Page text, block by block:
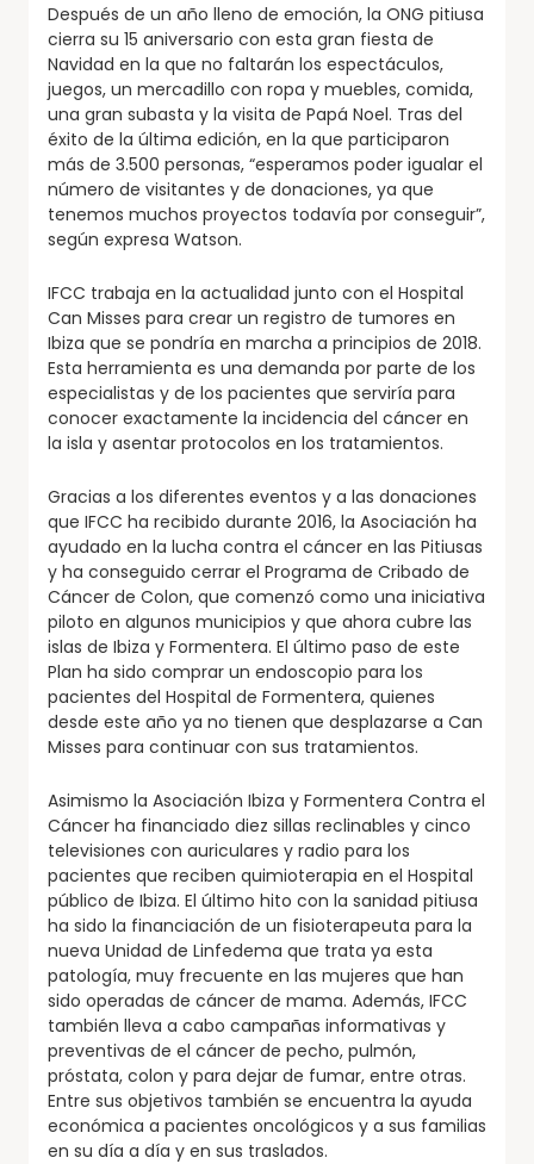
Después de un año lleno de emoción, la ONG pitiusa
cierra su 15 aniversario con esta gran fiesta de
Navidad en la que no faltarán los espectáculos,
juegos, un mercadillo con ropa y muebles, comida,
una gran subasta y la visita de Papá Noel. Tras del
éxito de la última edición, en la que participaron
más de 3.500 personas, “esperamos poder igualar el
número de visitantes y de donaciones, ya que
tenemos muchos proyectos todavía por conseguir”,
según expresa Watson.
IFCC trabaja en la actualidad junto con el Hospital
Can Misses para crear un registro de tumores en
Ibiza que se pondría en marcha a principios de 2018.
Esta herramienta es una demanda por parte de los
especialistas y de los pacientes que serviría para
conocer exactamente la incidencia del cáncer en
la isla y asentar protocolos en los tratamientos.
Gracias a los diferentes eventos y a las donaciones
que IFCC ha recibido durante 2016, la Asociación ha
ayudado en la lucha contra el cáncer en las Pitiusas
y ha conseguido cerrar el Programa de Cribado de
Cáncer de Colon, que comenzó como una iniciativa
piloto en algunos municipios y que ahora cubre las
islas de Ibiza y Formentera. El último paso de este
Plan ha sido comprar un endoscopio para los
pacientes del Hospital de Formentera, quienes
desde este año ya no tienen que desplazarse a Can
Misses para continuar con sus tratamientos.
Asimismo la Asociación Ibiza y Formentera Contra el
Cáncer ha financiado diez sillas reclinables y cinco
televisiones con auriculares y radio para los
pacientes que reciben quimioterapia en el Hospital
público de Ibiza. El último hito con la sanidad pitiusa
ha sido la financiación de un fisioterapeuta para la
nueva Unidad de Linfedema que trata ya esta
patología, muy frecuente en las mujeres que han
sido operadas de cáncer de mama. Además, IFCC
también lleva a cabo campañas informativas y
preventivas de el cáncer de pecho, pulmón,
próstata, colon y para dejar de fumar, entre otras.
Entre sus objetivos también se encuentra la ayuda
económica a pacientes oncológicos y a sus familias
en su día a día y en sus traslados.